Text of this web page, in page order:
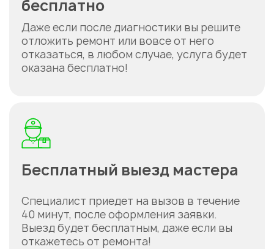
бесплатно
Даже если после диагностики вы решите
отложить ремонт или вовсе от него
отказаться, в любом случае, услуга будет
оказана бесплатно!
Бесплатный выезд мастера
Специалист приедет на вызов в течение
40 минут, после оформления заявки.
Выезд будет бесплатным, даже если вы
откажетесь от ремонта!